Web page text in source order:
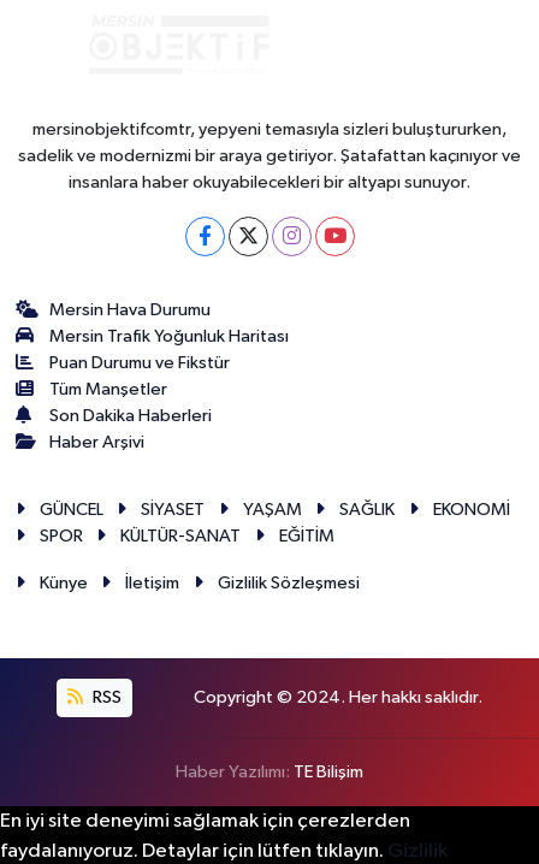
mersinobjektifcomtr, yepyeni temasıyla sizleri buluştururken,
sadelik ve modernizmi bir araya getiriyor. Şatafattan kaçınıyor ve
insanlara haber okuyabilecekleri bir altyapı sunuyor.
Mersin Hava Durumu
Mersin Trafik Yoğunluk Haritası
Puan Durumu ve Fikstür
Tüm Manşetler
Son Dakika Haberleri
Haber Arşivi
GÜNCEL SİYASET YAŞAM SAĞLIK
EKONOMİ
SPOR
KÜLTÜR-SANAT EĞİTİM
Künye İletişim Gizlilik Sözleşmesi
RSS Copyright © 2024. Her hakkı saklıdır.
Haber Yazılımı: TE Bilişim
En iyi site deneyimi sağlamak için çerezlerden
faydalanıyoruz. Detaylar için lütfen tıklayın. Gizlilik